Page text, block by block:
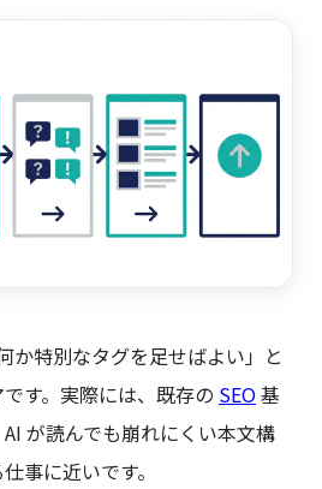
か特別なタグを足せばよい」と
す。実際には、既存の SEO基
が読んでも崩れにくい本文構
事に近いです。